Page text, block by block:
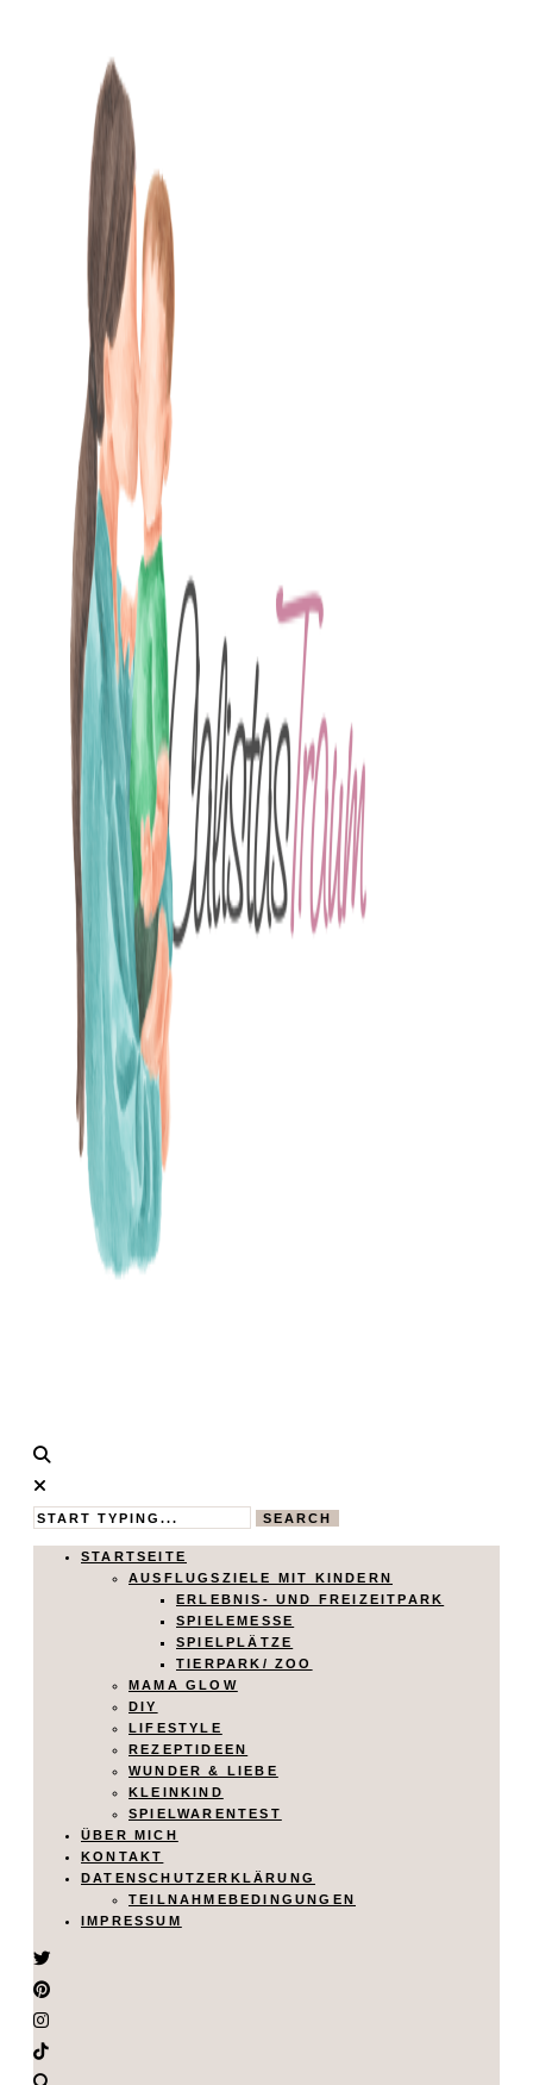
Calistas
Traum
MAMABLOG
SEARCH
STARTSEITE
AUSFLUGSZIELE MIT KINDERN
ERLEBNIS- UND FREIZEITPARK
SPIELEMESSE
SPIELPLÄTZE
TIERPARK/ ZOO
MAMA GLOW
DIY
LIFESTYLE
REZEPTIDEEN
WUNDER & LIEBE
KLEINKIND
SPIELWARENTEST
ÜBER MICH
KONTAKT
DATENSCHUTZERKLÄRUNG
TEILNAHMEBEDINGUNGEN
IMPRESSUM